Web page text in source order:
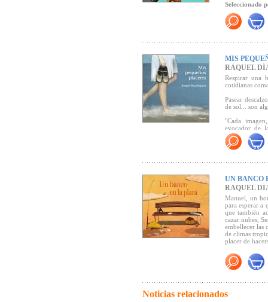
Seleccionado
MIS
RAQUEL
Respirar una
cotidianas
Pasear
de sol... son
"Cada
evocador de
nuestra
de forma
momento
UN BANCO
RAQUEL
Manuel, un
para esperar a
que también
cazar nubes,
embellecer las
de climas
placer de
Noticias relacionados